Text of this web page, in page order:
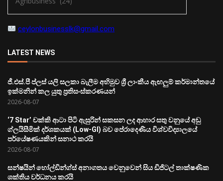
ceylonbusinesslk@gmail.com
LATEST NEWS
ජී.එස්.පී ප්ලස් යලි සලකා බැලීම අභිමුව ශ්‍රී ලාංකීය ඇඟලුම් කර්මාන්තයේ
ඉක්මනින් කල යුතු ප්‍රතිසංස්කරණයන්
2026-08-07
‘7 Star’ චක්කි ආටා පිටි ඇසුරින් සකසන ලද ආහාර සතු වනුයේ අඩු
ග්ලයිසීමික් දර්ශකයක් (Low-GI) බව පේරාදෙණිය විශ්වවිද්‍යාලයේ
පර්යේෂණයකින් සනාථ කරයි
2026-08-07
සන්ෂයින් හෝල්ඩින්ග්ස් අනාගතය වෙනුවෙන් සිය ඩිජිටල් තාක්ෂණික
ශක්තිය වර්ධනය කරයි